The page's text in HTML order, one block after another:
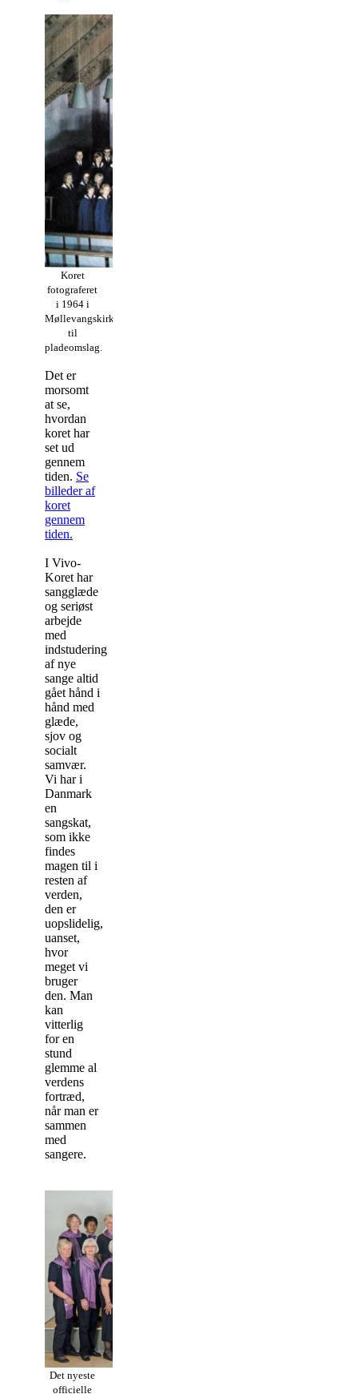
Koret
fotograferet
i 1964 i
Møllevangskirken
til
pladeomslag.
Det er
morsomt
at se,
hvordan
koret har
set ud
gennem
tiden. Se
billeder af
koret
gennem
tiden.
I Vivo-
Koret har
sangglæde
og seriøst
arbejde
med
indstudering
af nye
sange altid
gået hånd i
hånd med
glæde,
sjov og
socialt
samvær.
Vi har i
Danmark
en
sangskat,
som ikke
findes
magen til i
resten af
verden,
den er
uopslidelig,
uanset,
hvor
meget vi
bruger
den. Man
kan
vitterlig
for en
stund
glemme al
verdens
fortræd,
når man er
sammen
med
sangere.
Det nyeste
officielle